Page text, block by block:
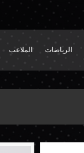
الرياضات الملاعب